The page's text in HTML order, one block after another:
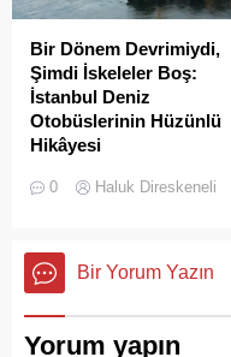
Bir Dönem Devrimiydi,
Şimdi İskeleler Boş:
İstanbul Deniz
Otobüslerinin Hüzünlü
Hikâyesi
İstanbul’da deniz ulaşımı,
merkezi arasında kurulan
tıkır tıkır işleyen, prestijli ve
konforlu güvenli bir yaşam
ritmiydi.
0 Haluk Direskeneli
Bir Yorum Yazın
Yorum yapın